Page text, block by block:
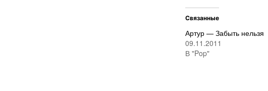
Связанные
Артур — Забыть нельзя
09.11.2011
В "Pop"